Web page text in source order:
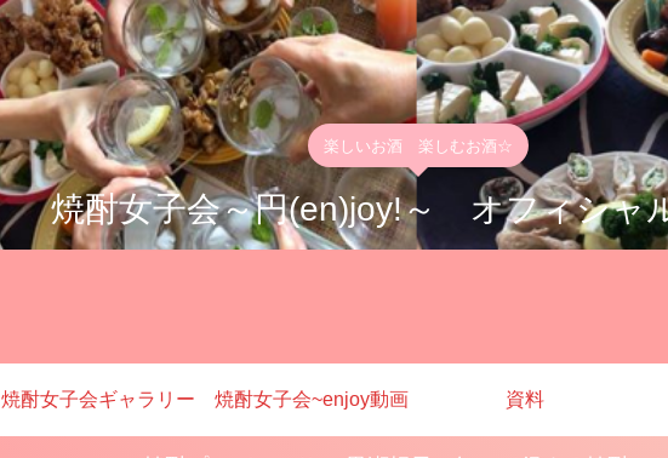
楽しいお酒 楽しむお酒☆
焼酎女子会～円(en)joy!～ オフィシャ
焼酎女子会ギャラリー 焼酎女子会~enjoy動画 資料